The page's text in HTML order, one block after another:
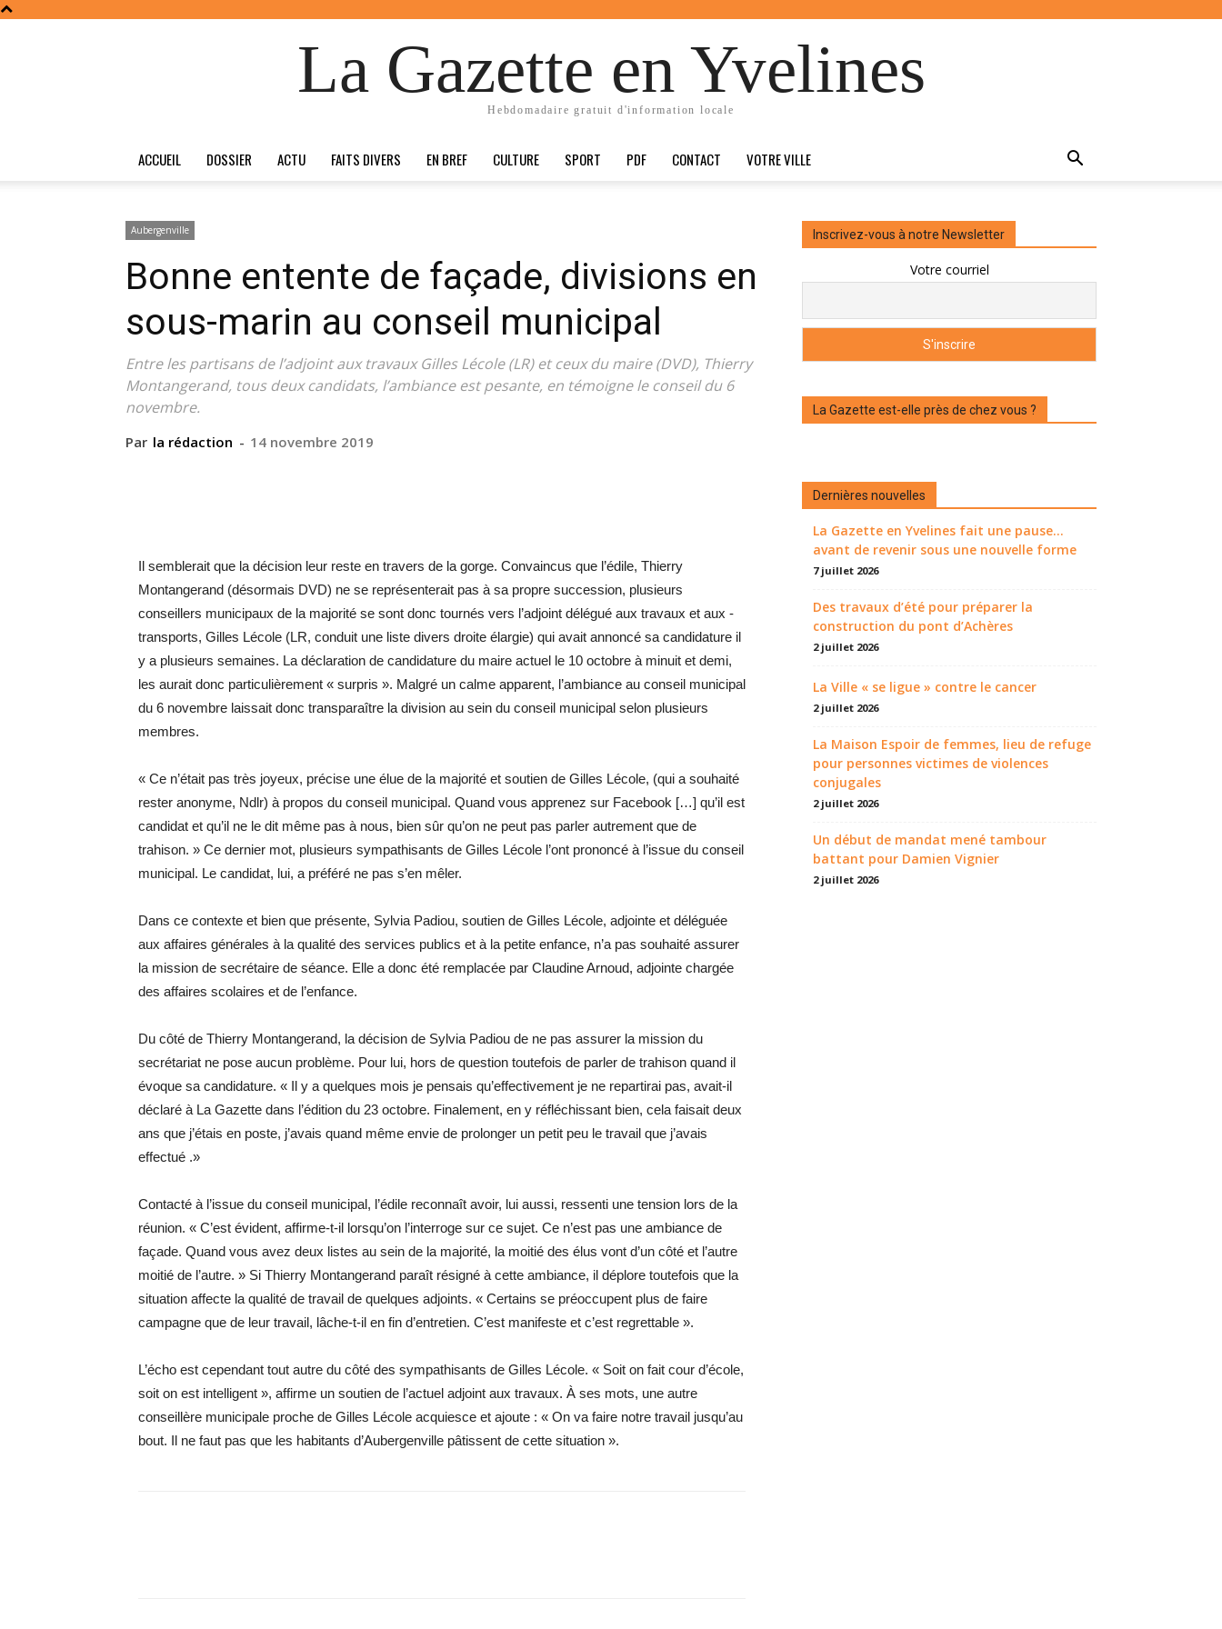
La Gazette en Yvelines
Hebdomadaire gratuit d'information locale
ACCUEIL DOSSIER ACTU FAITS DIVERS EN BREF CULTURE SPORT PDF CONTACT VOTRE VILLE
Aubergenville
Bonne entente de façade, divisions en
sous-marin au conseil municipal
Entre les partisans de l’adjoint aux travaux Gilles Lécole (LR) et ceux du maire (DVD), Thierry
Montangerand, tous deux candidats, l’ambiance est pesante, en témoigne le conseil du 6
novembre.
Par la rédaction - 14 novembre 2019
Il semblerait que la décision leur reste en travers de la gorge. Convaincus que l’édile, Thierry
Montangerand (désormais DVD) ne se représenterait pas à sa propre succession, plusieurs
conseillers municipaux de la majorité se sont donc tournés vers l’adjoint délégué aux travaux et aux ­
transports, Gilles Lécole (LR, conduit une liste divers droite élargie) qui avait annoncé sa candidature il
y a plusieurs semaines. La déclaration de candidature du maire actuel le 10 octobre à minuit et demi,
les aurait donc particulièrement « surpris ». Malgré un calme apparent, l’ambiance au conseil ­municipal
du 6 novembre laissait donc transparaître la division au sein du conseil municipal selon plusieurs
membres.
« Ce n’était pas très joyeux, précise une élue de la majorité et soutien de Gilles Lécole, (qui a souhaité
rester anonyme, Ndlr) à propos du conseil municipal. Quand vous apprenez sur Facebook […] qu’il est
candidat et qu’il ne le dit même pas à nous, bien sûr qu’on ne peut pas parler autrement que de
trahison. » Ce dernier mot, plusieurs sympathisants de Gilles Lécole l’ont prononcé à l’issue du conseil
municipal. Le candidat, lui, a préféré ne pas s’en mêler.
Dans ce contexte et bien que présente, Sylvia Padiou, soutien de Gilles Lécole, adjointe et déléguée
aux affaires générales à la qualité des services publics et à la petite enfance, n’a pas souhaité assurer
la mission de secrétaire de séance. Elle a donc été remplacée par Claudine Arnoud, adjointe chargée
des affaires scolaires et de l’enfance.
Du côté de Thierry Montangerand, la décision de Sylvia Padiou de ne pas assurer la mission du
secrétariat ne pose aucun problème. Pour lui, hors de question toutefois de parler de trahison quand il
évoque sa candidature. « Il y a quelques mois je pensais qu’effectivement je ne repartirai pas, avait-il
déclaré à La Gazette dans l’édition du 23 octobre. Finalement, en y réfléchissant bien, cela faisait deux
ans que j’étais en poste, j’avais quand même envie de prolonger un petit peu le travail que j’avais
effectué .»
Contacté à l’issue du conseil municipal, l’édile reconnaît avoir, lui aussi, ressenti une tension lors de la
réunion. « C’est évident, affirme-t-il lorsqu’on l’interroge sur ce sujet. Ce n’est pas une ambiance de
façade. Quand vous avez deux listes au sein de la majorité, la moitié des élus vont d’un côté et l’autre
moitié de l’autre. » Si Thierry Montangerand paraît résigné à cette ambiance, il déplore toutefois que la
situation affecte la qualité de travail de quelques adjoints. « Certains se préoccupent plus de faire
campagne que de leur travail, lâche-t-il en fin d’entretien. C’est ­manifeste et c’est regrettable ».
L’écho est cependant tout autre du côté des sympathisants de Gilles Lécole. « Soit on fait cour d’école,
soit on est intelligent », affirme un soutien de l’actuel adjoint aux travaux. À ses mots, une autre
conseillère municipale proche de Gilles Lécole acquiesce et ajoute : « On va faire notre travail jusqu’au
bout. Il ne faut pas que les habitants d’Aubergenville pâtissent de cette situation ».
Inscrivez-vous à notre Newsletter
Votre courriel
La Gazette est-elle près de chez vous ?
Dernières nouvelles
La Gazette en Yvelines fait une pause...
avant de revenir sous une nouvelle forme
7 juillet 2026
Des travaux d’été pour préparer la
construction du pont d’Achères
2 juillet 2026
La Ville « se ligue » contre le cancer
2 juillet 2026
La Maison Espoir de femmes, lieu de refuge
pour personnes victimes de violences
conjugales
2 juillet 2026
Un début de mandat mené tambour
battant pour Damien Vignier
2 juillet 2026